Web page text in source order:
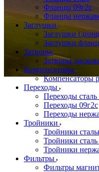
Фланцы 09г2с
Фланцы
Заглушки
Заглушки
Заглушки
Затворы
Затворы
Компенсаторы
Компенсаторы
Переходы
Переходы сталь
Переходы 09г2с
Переходы
Тройники
Тройники
Тройники сталь
Тройники
Фильтры
Фильтры